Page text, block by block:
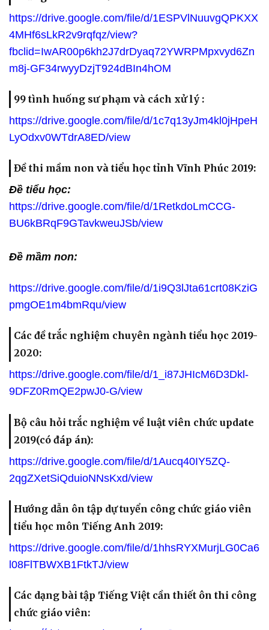
https://drive.google.com/file/d/1ESPVlNuuvgQPKXX
4MHf6sLkR2v9rqfqz/view?
fbclid=IwAR00p6kh2J7drDyaq72YWRPMpxvyd6Zn
m8j-GF34rwyyDzjT924dBIn4hOM
99 tình huống sư phạm và cách xử lý :
https://drive.google.com/file/d/1c7q13yJm4kl0jHpeH
LyOdxv0WTdrA8ED/view
Đề thi mầm non và tiểu học tỉnh Vĩnh Phúc 2019:
Đề tiểu học:
https://drive.google.com/file/d/1RetkdoLmCCG-
BU6kBRqF9GTavkweuJSb/view
Đề mầm non:
https://drive.google.com/file/d/1i9Q3lJta61crt08KziG
pmgOE1m4bmRqu/view
Các đề trắc nghiệm chuyên ngành tiểu học 2019-
2020:
https://drive.google.com/file/d/1_i87JHIcM6D3Dkl-
9DFZ0RmQE2pwJ0-G/view
Bộ câu hỏi trắc nghiệm về luật viên chức update
2019(có đáp án):
https://drive.google.com/file/d/1Aucq40IY5ZQ-
2qgZXetSiQduioNNsKxd/view
Hướng dẫn ôn tập dự tuyển công chức giáo viên
tiểu học môn Tiếng Anh 2019:
https://drive.google.com/file/d/1hhsRYXMurjLG0Ca6
l08FlTBWXB1FtkTJ/view
Các dạng bài tập Tiếng Việt cần thiết ôn thi công
chức giáo viên: